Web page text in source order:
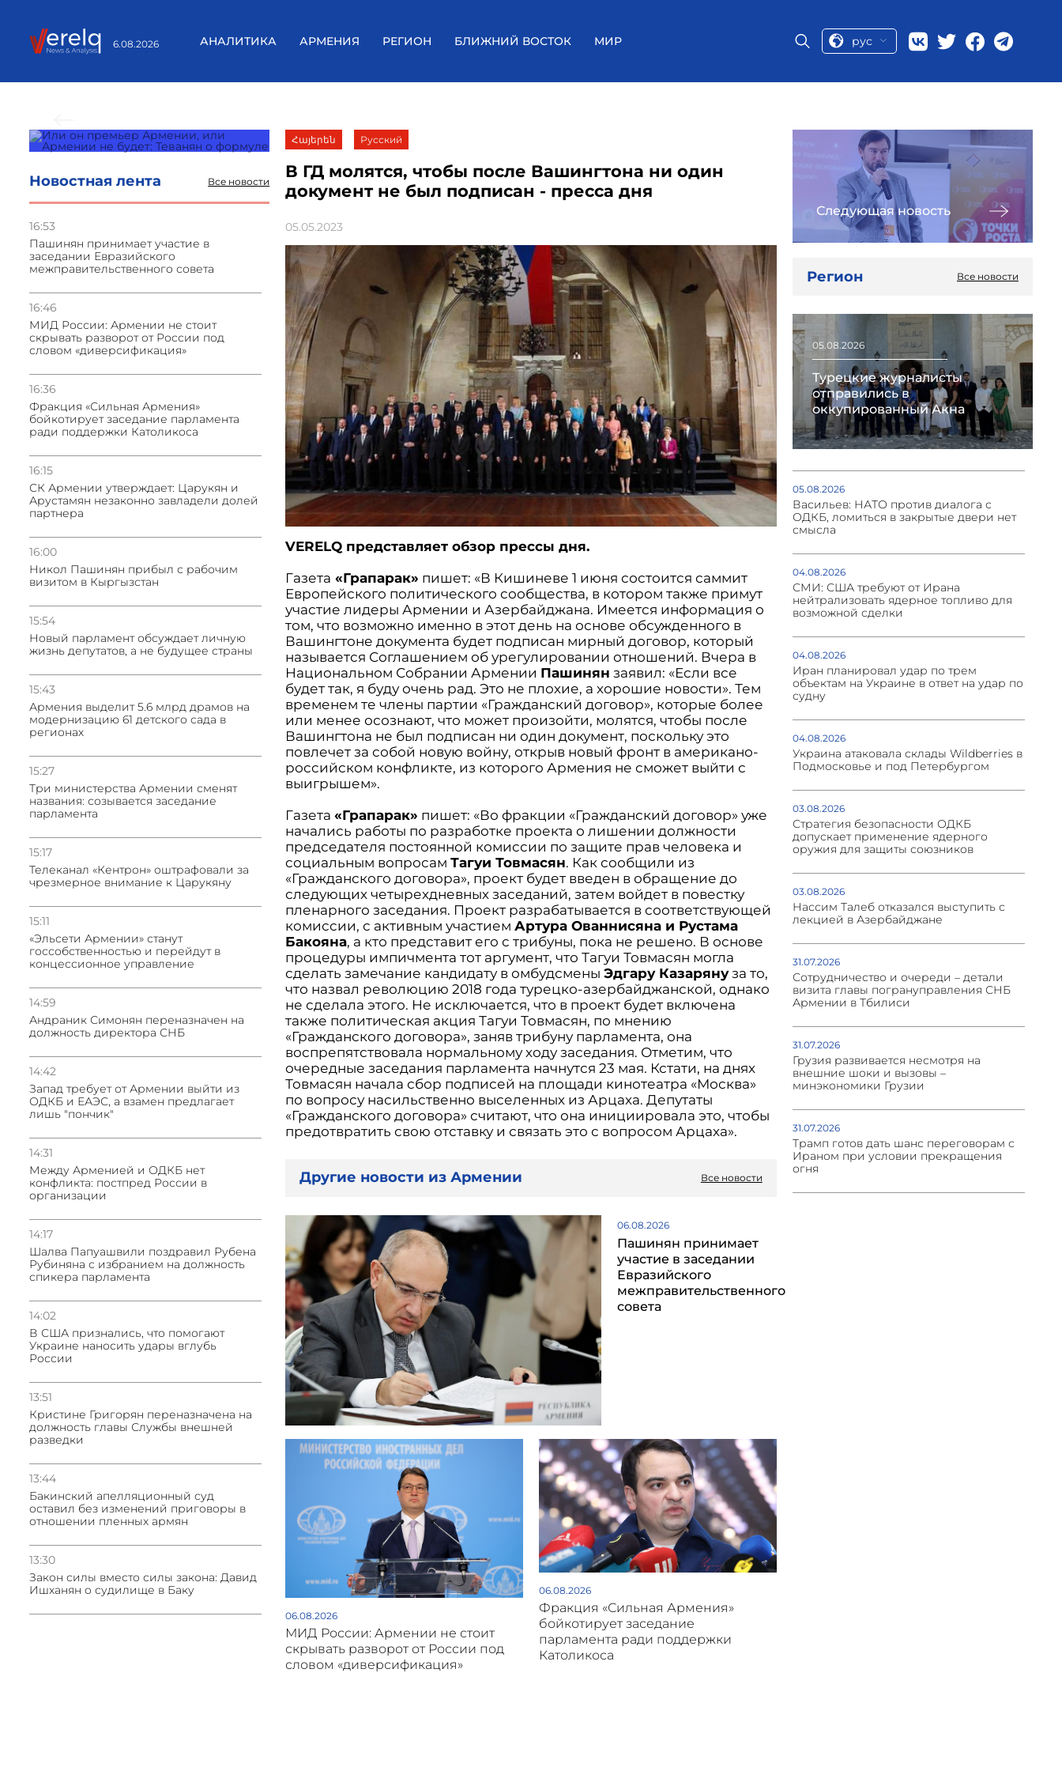
6.08.2026 АНАЛИТИКА АРМЕНИЯ РЕГИОН БЛИЖНИЙ ВОСТОК МИР рус
Новостная лента Все новости
16:53
Пашинян принимает участие в
заседании Евразийского
межправительственного совета
16:46
МИД России: Армении не стоит
скрывать разворот от России под
словом «диверсификация»
16:36
Фракция «Сильная Армения»
бойкотирует заседание парламента
ради поддержки Католикоса
16:15
СК Армении утверждает: Царукян и
Арустамян незаконно завладели долей
партнера
16:00
Никол Пашинян прибыл с рабочим
визитом в Кыргызстан
15:54
Новый парламент обсуждает личную
жизнь депутатов, а не будущее страны
15:43
Армения выделит 5.6 млрд драмов на
модернизацию 61 детского сада в
регионах
15:27
Три министерства Армении сменят
названия: созывается заседание
парламента
15:17
Телеканал «Кентрон» оштрафовали за
чрезмерное внимание к Царукяну
15:11
«Эльсети Армении» станут
госсобственностью и перейдут в
концессионное управление
14:59
Андраник Симонян переназначен на
должность директора СНБ
14:42
Запад требует от Армении выйти из
ОДКБ и ЕАЭС, а взамен предлагает
лишь "пончик"
14:31
Между Арменией и ОДКБ нет
конфликта: постпред России в
организации
14:17
Шалва Папуашвили поздравил Рубена
Рубиняна с избранием на должность
спикера парламента
14:02
В США признались, что помогают
Украине наносить удары вглубь
России
13:51
Кристине Григорян переназначена на
должность главы Службы внешней
разведки
13:44
Бакинский апелляционный суд
оставил без изменений приговоры в
отношении пленных армян
13:30
Закон силы вместо силы закона: Давид
Ишханян о судилище в Баку
Հայերեն Русский
В ГД молятся, чтобы после Вашингтона ни один
документ не был подписан - пресса дня
05.05.2023
VERELQ представляет обзор прессы дня.
Газета «Грапарак» пишет: «В Кишиневе 1 июня состоится саммит
Европейского политического сообщества, в котором также примут
участие лидеры Армении и Азербайджана. Имеется информация о
том, что возможно именно в этот день на основе обсужденного в
Вашингтоне документа будет подписан мирный договор, который
называется Соглашением об урегулировании отношений. Вчера в
Национальном Собрании Армении Пашинян заявил: «Если все
будет так, я буду очень рад. Это не плохие, а хорошие новости». Тем
временем те члены партии «Гражданский договор», которые более
или менее осознают, что может произойти, молятся, чтобы после
Вашингтона не был подписан ни один документ, поскольку это
повлечет за собой новую войну, открыв новый фронт в американо-
российском конфликте, из которого Армения не сможет выйти с
выигрышем».
Газета«Грапарак» пишет: «Во фракции «Гражданский договор» уже
начались работы по разработке проекта о лишении должности
председателя постоянной комиссии по защите прав человека и
социальным вопросамТагуи Товмасян. Как сообщили из
«Гражданского договора», проект будет введен в обращение до
следующих четырехдневных заседаний, затем войдет в повестку
пленарного заседания. Проект разрабатывается в соответствующей
комиссии, с активным участиемАртура Ованнисяна и Рустама
Бакояна, а кто представит его с трибуны, пока не решено. В основе
процедуры импичмента тот аргумент, что Тагуи Товмасян могла
сделать замечание кандидату в омбудсменыЭдгару Казарянуза то,
что назвал революцию 2018 года турецко-азербайджанской, однако
не сделала этого. Не исключается, что в проект будет включена
также политическая акция Тагуи Товмасян, по мнению
«Гражданского договора», заняв трибуну парламента, она
воспрепятствовала нормальному ходу заседания. Отметим, что
очередные заседания парламента начнутся 23 мая. Кстати, на днях
Товмасян начала сбор подписей на площади кинотеатра «Москва»
по вопросу насильственно выселенных из Арцаха. Депутаты
«Гражданского договора» считают, что она инициировала это, чтобы
предотвратить свою отставку и связать это с вопросом Арцаха».
Другие новости из Армении Все новости
06.08.2026
Пашинян принимает
участие в заседании
Евразийского
межправительственного
совета
06.08.2026
МИД России: Армении не стоит
скрывать разворот от России под
словом «диверсификация»
06.08.2026
Фракция «Сильная Армения»
бойкотирует заседание
парламента ради поддержки
Католикоса
Следующая новость
Регион Все новости
05.08.2026
Турецкие журналисты
отправились в
оккупированный Акна
05.08.2026
Васильев: НАТО против диалога с
ОДКБ, ломиться в закрытые двери нет
смысла
04.08.2026
СМИ: США требуют от Ирана
нейтрализовать ядерное топливо для
возможной сделки
04.08.2026
Иран планировал удар по трем
объектам на Украине в ответ на удар по
судну
04.08.2026
Украина атаковала склады Wildberries в
Подмосковье и под Петербургом
03.08.2026
Стратегия безопасности ОДКБ
допускает применение ядерного
оружия для защиты союзников
03.08.2026
Нассим Талеб отказался выступить с
лекцией в Азербайджане
31.07.2026
Сотрудничество и очереди – детали
визита главы погрануправления СНБ
Армении в Тбилиси
31.07.2026
Грузия развивается несмотря на
внешние шоки и вызовы –
минэкономики Грузии
31.07.2026
Трамп готов дать шанс переговорам с
Ираном при условии прекращения
огня